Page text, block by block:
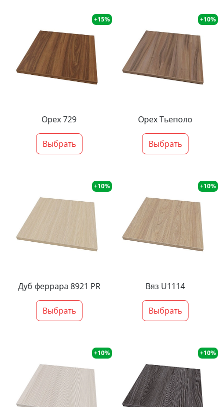
+15%
Орех 729
Выбрать
+10%
Орех Тьеполо
Выбрать
+10%
Дуб феррара 8921 PR
Выбрать
+10%
Вяз U1114
Выбрать
+10% +10%